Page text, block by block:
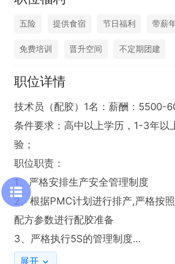
五险 提供食宿 节日福利 带薪
免费培训 晋升空间 不定期团建
职位详情
技术员（配胶）1名：薪酬：5500-
条件要求：高中以上学历，1-3年以
验；
职位职责：
1、严格安排生产安全管理制度
2、根据PMC计划进行排产,严格按
配方参数进行配胶准备
3、严格执行5S的管理制度
4、定期对设备进行TPM保养相关数
展开